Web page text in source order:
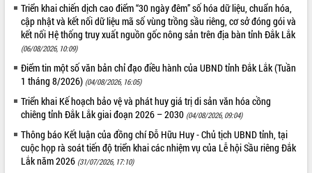
THỐNG KÊ TRUY CẬP
Hôm nay:
29970
Tất cả:
66075293
Triển khai chiến dịch cao điểm “30 ngày đêm” số hóa dữ liệu, chuẩn hóa,
cập nhật và kết nối dữ liệu mã số vùng trồng sầu riêng, cơ sở đóng gói và
kết nối Hệ thống truy xuất nguồn gốc nông sản trên địa bàn tỉnh Đắk Lắk
(06/08/2026, 10:09)
Điểm tin một số văn bản chỉ đạo điều hành của UBND tỉnh Đắk Lắk (Tuần
1 tháng 8/2026) (04/08/2026, 16:05)
Triển khai Kế hoạch bảo vệ và phát huy giá trị di sản văn hóa cồng
chiêng tỉnh Đắk Lắk giai đoạn 2026 – 2030 (04/08/2026, 09:04)
Thông báo Kết luận của đồng chí Đỗ Hữu Huy - Chủ tịch UBND tỉnh, tại
cuộc họp rà soát tiến độ triển khai các nhiệm vụ của Lễ hội Sầu riêng Đắk
Lắk năm 2026 (31/07/2026, 17:10)